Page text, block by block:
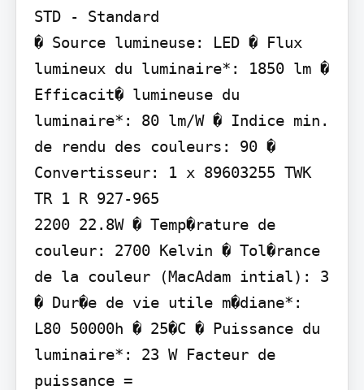
STD - Standard
� Source lumineuse: LED � Flux
lumineux du luminaire*: 1850 lm �
Efficacit� lumineuse du
luminaire*: 80 lm/W � Indice min.
de rendu des couleurs: 90 �
Convertisseur: 1 x 89603255 TWK
TR 1 R 927-965
2200 22.8W � Temp�rature de
couleur: 2700 Kelvin � Tol�rance
de la couleur (MacAdam intial): 3
� Dur�e de vie utile m�diane*:
L80 50000h � 25�C � Puissance du
luminaire*: 23 W Facteur de
puissance =